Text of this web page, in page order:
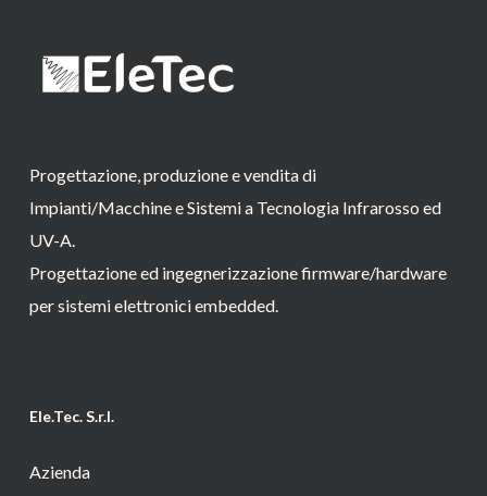
Progettazione, produzione e vendita di
Impianti/Macchine e Sistemi a Tecnologia Infrarosso ed
UV-A.
Progettazione ed ingegnerizzazione firmware/hardware
per sistemi elettronici embedded.
Ele.Tec. S.r.l.
Azienda